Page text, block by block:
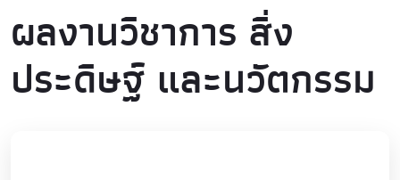
ผลงานวิชาการ สิ่ง
ประดิษฐ์ และนวัตกรรม